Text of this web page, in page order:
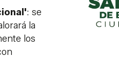
: se
la
los